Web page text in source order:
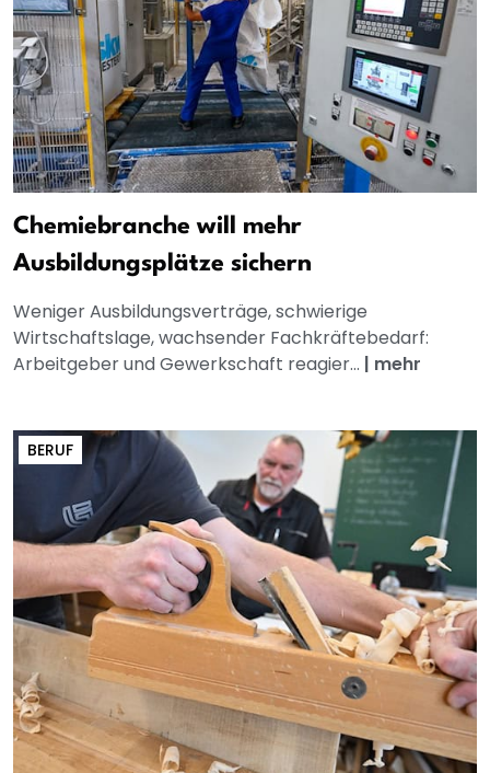
Chemiebranche will mehr
Ausbildungsplätze sichern
Weniger Ausbildungsverträge, schwierige
Wirtschaftslage, wachsender Fachkräftebedarf:
Arbeitgeber und Gewerkschaft reagier... | mehr
BERUF